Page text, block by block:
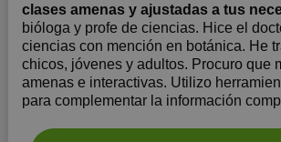
clases amenas y ajustadas a tus
bióloga y profe de ciencias. Hice el
ciencias con mención en botánica. He
chicos, jóvenes y adultos. Procuro que
amenas e interactivas. Utilizo
para complementar la información